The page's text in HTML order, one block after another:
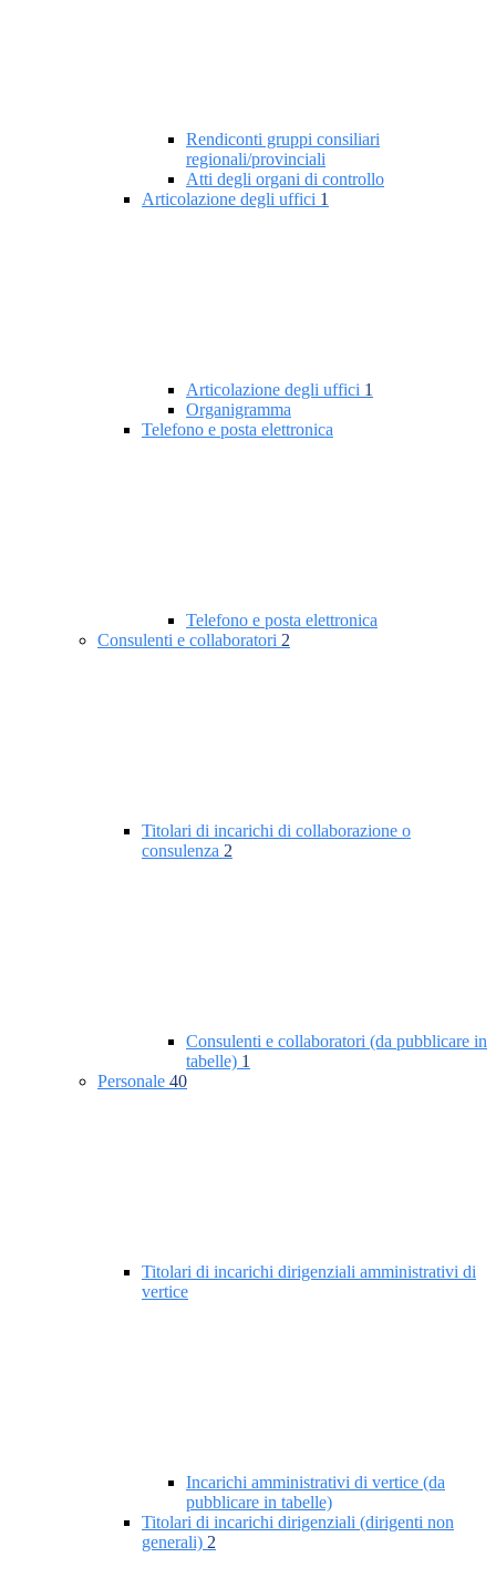
Rendiconti gruppi consiliari
regionali/provinciali
Atti degli organi di controllo
Articolazione degli uffici 1
Articolazione degli uffici 1
Organigramma
Telefono e posta elettronica
Telefono e posta elettronica
Consulenti e collaboratori 2
Titolari di incarichi di collaborazione o
consulenza 2
Consulenti e collaboratori (da pubblicare in
tabelle) 1
Personale 40
Titolari di incarichi dirigenziali amministrativi di
vertice
Incarichi amministrativi di vertice (da
pubblicare in tabelle)
Titolari di incarichi dirigenziali (dirigenti non
generali) 2